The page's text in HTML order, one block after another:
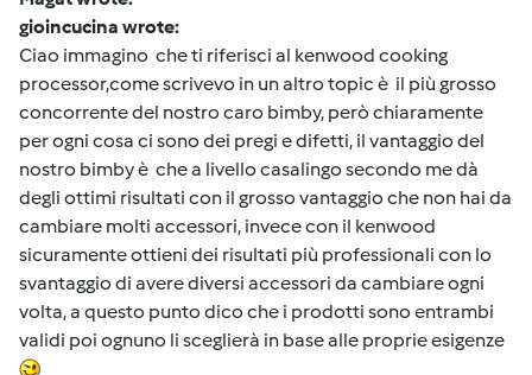
gioincucina wrote:
Ciao immagino che ti riferisci al kenwood cooking
processor,come scrivevo in un altro topic è il più grosso
concorrente del nostro caro bimby, però chiaramente
per ogni cosa ci sono dei pregi e difetti, il vantaggio del
nostro bimby è che a livello casalingo secondo me dà
degli ottimi risultati con il grosso vantaggio che non hai da
cambiare molti accessori, invece con il kenwood
sicuramente ottieni dei risultati più professionali con lo
svantaggio di avere diversi accessori da cambiare ogni
volta, a questo punto dico che i prodotti sono entrambi
validi poi ognuno li sceglierà in base alle proprie esigenze